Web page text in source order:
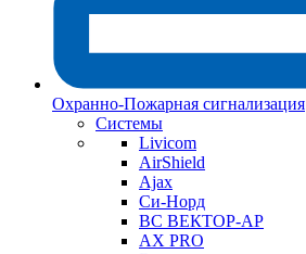
Охранно-Пожарная сигнализация
Системы
Livicom
AirShield
Ajax
Си-Норд
ВС ВЕКТОР-АР
AX PRO